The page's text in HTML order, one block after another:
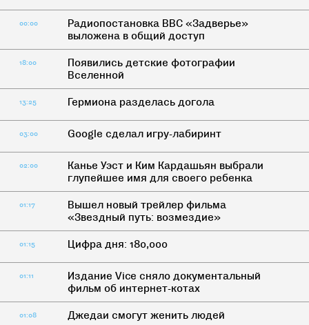
00:00
Радиопостановка BBC «Задверье»
выложена в общий доступ
18:00
Появились детские фотографии
Вселенной
13:25 Гермиона разделась догола
03:00 Google сделал игру-лабиринт
02:00
Канье Уэст и Ким Кардашьян выбрали
глупейшее имя для своего ребенка
01:17
Вышел новый трейлер фильма
«Звездный путь: возмездие»
01:15 Цифра дня: 180,000
01:11
Издание Vice сняло документальный
фильм об интернет-котах
01:08 Джедаи смогут женить людей